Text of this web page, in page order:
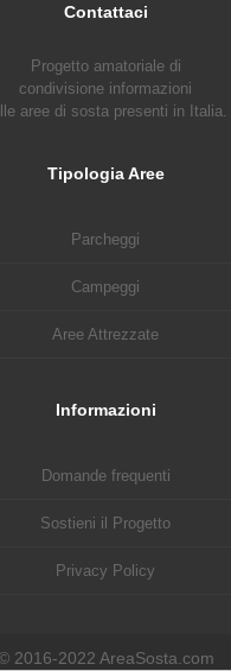
Contattaci
Progetto amatoriale di
condivisione informazioni
aree di sosta presenti in Italia.
Tipologia Aree
Parcheggi
Campeggi
Aree Attrezzate
Informazioni
Domande frequenti
Sostieni il Progetto
Privacy Policy
2016-2022 AreaSosta.com